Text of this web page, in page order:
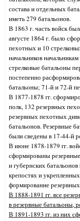
состава и отдельных
иметь 279 батальонов.
В 1863 г. часть войск
августе 1864 г. было
пехотных и 10
начальников
стрелковые батальоны
постепенно
батальоны; 71-й и 72-й
В 1877-1878 гг.
полк, 132 резервных
резервных пехотных
батальонов. Резервные
были сведены в 17-44-й
В июне 1878-1879 гг.
сформированы
и губернских
крепостях и
формирование
В 1888-1891 гг. все
в резервные батальоны,
В 1891-1893 гг. из них